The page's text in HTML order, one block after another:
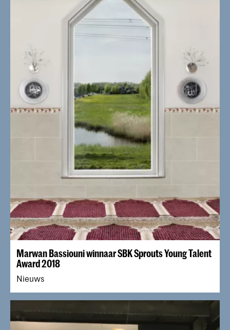
Marwan Bassiouni winnaar SBK Sprouts Young Talent
Award 2018
Nieuws